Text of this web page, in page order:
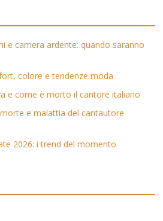
e camera ardente: quando saranno
colore e tendenze moda
e come è morto il cantore italiano
e malattia del cantautore
2026: i trend del momento